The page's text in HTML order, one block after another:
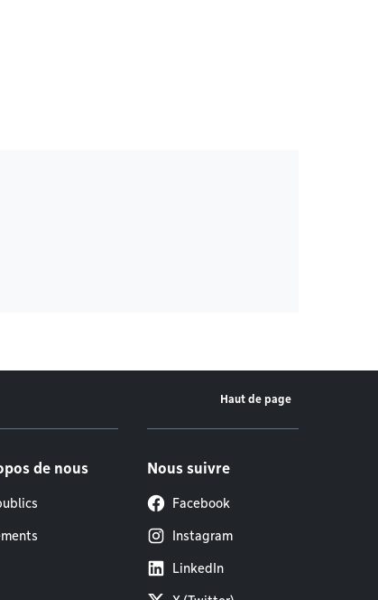
Haut de page
de nous Nous suivre
Facebook
Instagram
LinkedIn